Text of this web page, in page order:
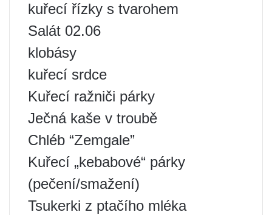
kuřecí řízky s tvarohem
Salát 02.06
klobásy
kuřecí srdce
Kuřecí ražniči párky
Ječná kaše v troubě
Chléb “Zemgale”
Kuřecí „kebabové“ párky
(pečení/smažení)
Tsukerki z ptačího mléka